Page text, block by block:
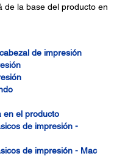
de la base del producto en
de impresión
en el producto
de impresión -
de impresión - Mac